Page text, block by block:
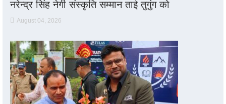
नरेन्द्र सिंह नेगी संस्कृति सम्मान ताई तुगुंग को
August 04, 2026